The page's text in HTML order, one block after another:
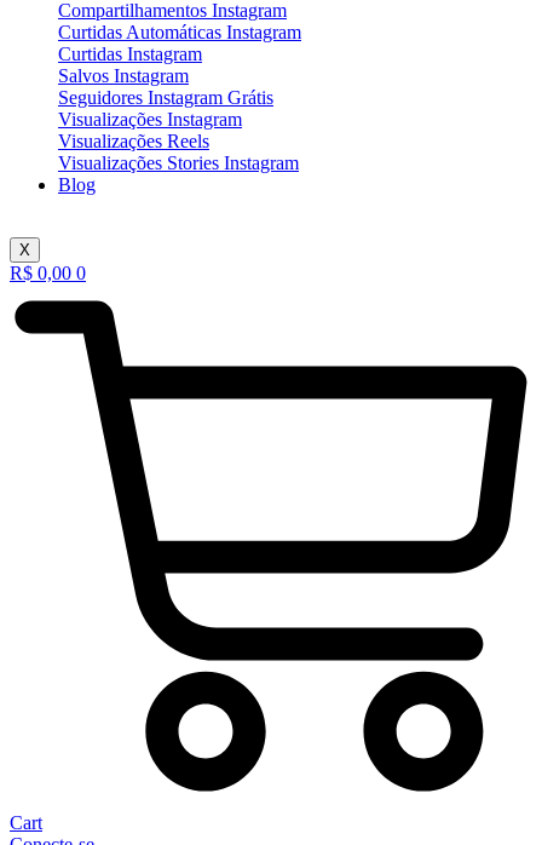
Compartilhamentos Instagram
Curtidas Automáticas Instagram
Curtidas Instagram
Salvos Instagram
Seguidores Instagram Grátis
Visualizações Instagram
Visualizações Reels
Visualizações Stories Instagram
Blog
X
R$ 0,00 0
Cart